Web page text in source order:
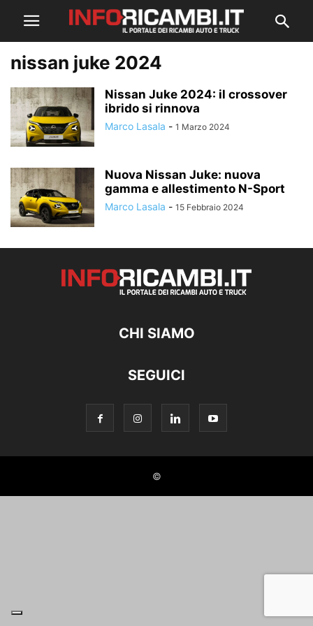
nissan juke 2024
Nissan Juke 2024: il crossover
ibrido si rinnova
Marco Lasala - 1 Marzo 2024
Nuova Nissan Juke: nuova
gamma e allestimento N-Sport
Marco Lasala - 15 Febbraio 2024
CHI SIAMO
SEGUICI
©